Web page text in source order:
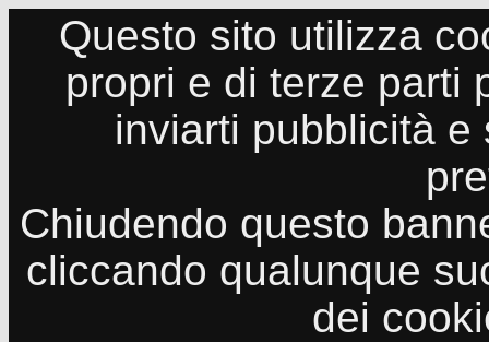
Questo sito utilizza
propri e di terze parti
inviarti pubblicità
Chiudendo questo
cliccando qualunque
dei